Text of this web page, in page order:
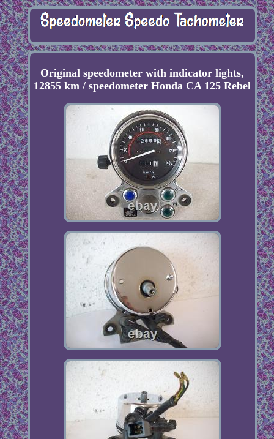
Original speedometer with indicator lights,
12855 km / speedometer Honda CA 125 Rebel